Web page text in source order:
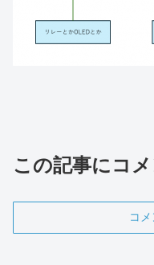
この記事にコ
コ